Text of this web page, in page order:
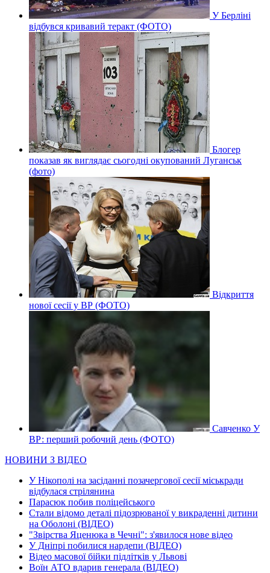
У Берліні
відбувся кривавий теракт (ФОТО)
Блогер
показав як виглядає сьогодні окупований Луганськ
(фото)
Відкриття
нової сесії у ВР (ФОТО)
Савченко У
ВР: перший робочий день (ФОТО)
НОВИНИ З ВІДЕО
У Нікополі на засіданні позачергової сесії міськради
відбулася стрілянина
Парасюк побив поліцейського
Стали відомо деталі підозрюваної у викраденні дитини
на Оболоні (ВІДЕО)
"Звірства Яценюка в Чечні": з'явилося нове відео
У Дніпрі побилися нардепи (ВІДЕО)
Відео масової бійки підлітків у Львові
Воїн АТО вдарив генерала (ВІДЕО)